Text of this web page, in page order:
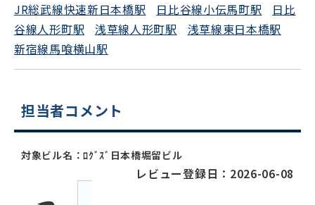
JR総武線快速新日本橋駅
日比谷線小伝馬町駅
日比
谷線人形町駅
浅草線人形町駅
浅草線東日本橋駅
新宿線馬喰横山駅
担当者コメント
対象ビル名：ﾛｸﾞｽﾞ日本橋堀留ビル
レビュー登録日：2026-06-08